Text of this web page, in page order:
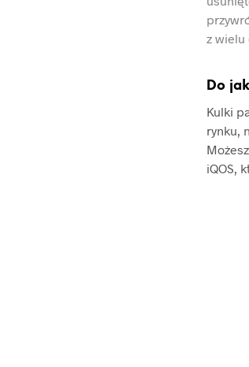
z wielu
Do
Kulki
rynku,
iQOS,